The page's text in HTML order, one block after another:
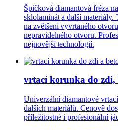
Špičková diamantová fréza
sklolaminát a další materiály.
na zvětšení vyvrtaného
nepravidelného otvoru.
nejnovější technologií.
vrtací korunka do
Univerzální diamantové
dalších materiálů. Cenově
příležitostné i profesionální